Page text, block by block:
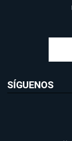
SÍGUENOS